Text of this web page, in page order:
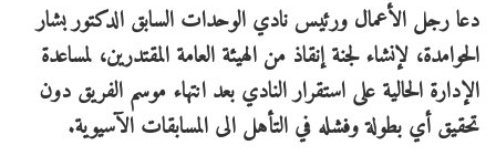
دعا رجل الأعمال ورئيس نادي الوحدات السابق الدكتور بشار
الحوامدة، لإنشاء لجنة إنقاذ من الهيئة العامة المقتدرين، لمساعدة
الإدارة الحالية على استقرار النادي بعد انتهاء موسم الفريق دون
تحقيق أي بطولة وفشله في التأهل الى المسابقات الآسيوية.